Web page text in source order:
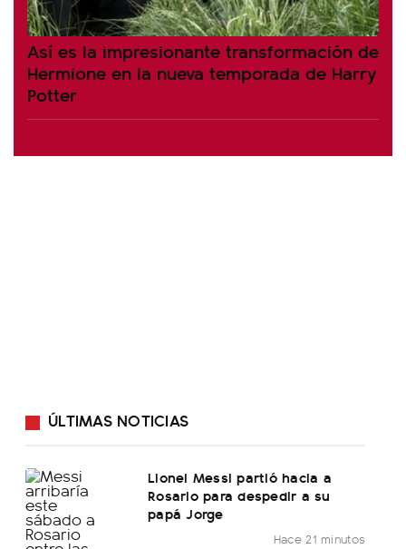
Así es la impresionante transformación de
Hermione en la nueva temporada de Harry
Potter
ÚLTIMAS NOTICIAS
Lionel Messi partió hacia a
Rosario para despedir a su
papá Jorge
Hace 21 minutos